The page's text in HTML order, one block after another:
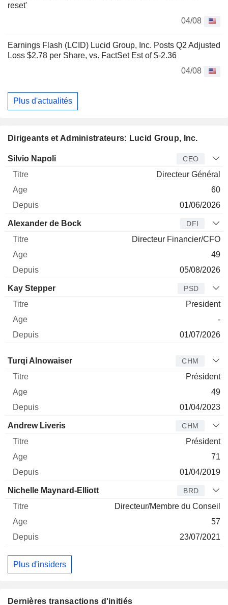
reset'
04/08
Earnings Flash (LCID) Lucid Group, Inc. Posts Q2 Adjusted
Loss $2.78 per Share, vs. FactSet Est of $-2.36
04/08
Plus d'actualités
Dirigeants et Administrateurs: Lucid Group, Inc.
Dirigeant Titre
Silvio Napoli CEO
Directeur Général
60
01/06/2026
Alexander de Bock DFI
Directeur Financier/CFO
49
05/08/2026
Kay Stepper PSD
President
-
01/07/2026
Administrateur Titre
Turqi Alnowaiser CHM
Président
49
01/04/2023
Andrew Liveris CHM
Président
71
01/04/2019
Nichelle Maynard-Elliott BRD
Directeur/Membre du Conseil
57
23/07/2021
Plus d'insiders
Dernières transactions d'initiés